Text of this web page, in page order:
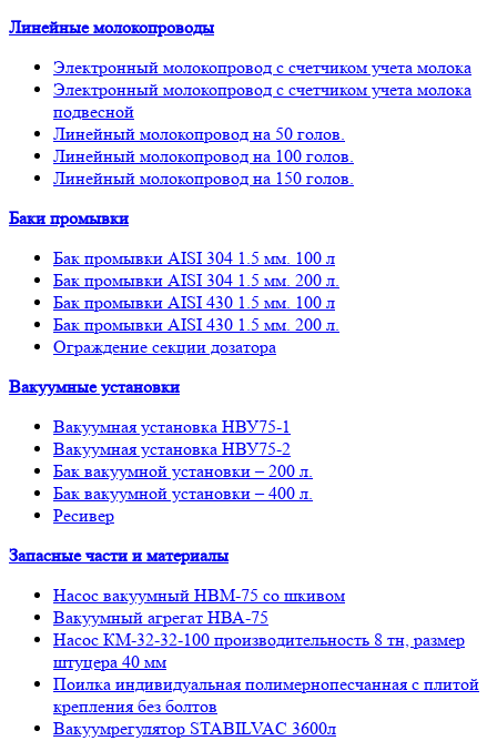
Линейные молокопроводы
Электронный молокопровод с счетчиком учета молока
Электронный молокопровод с счетчиком учета молока
подвесной
Линейный молокопровод на 50 голов.
Линейный молокопровод на 100 голов.
Линейный молокопровод на 150 голов.
Баки промывки
Бак промывки AISI 304 1.5 мм. 100 л
Бак промывки AISI 304 1.5 мм. 200 л.
Бак промывки AISI 430 1.5 мм. 100 л
Бак промывки AISI 430 1.5 мм. 200 л.
Ограждение секции дозатора
Вакуумные установки
Вакуумная установка НВУ75-1
Вакуумная установка НВУ75-2
Бак вакуумной установки – 200 л.
Бак вакуумной установки – 400 л.
Ресивер
Запасные части и материалы
Насос вакуумный НВМ-75 со шкивом
Вакуумный агрегат НВА-75
Насос КМ-32-32-100 производительность 8 тн, размер
штуцера 40 мм
Поилка индивидуальная полимернопесчанная с плитой
крепления без болтов
Вакуумрегулятор STABILVAC 3600л